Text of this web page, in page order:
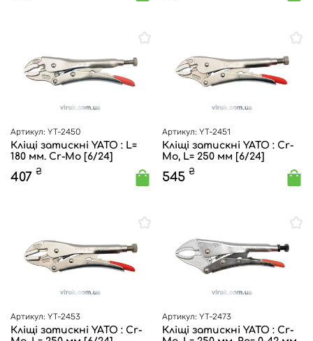
Артикул: YT-2450
Кліщі затискні YATO : L=
180 мм. Cr-Mo [6/24]
407 ₴
Артикул: YT-2451
Кліщі затискні YATO : Cr-
Mo, L= 250 мм [6/24]
545 ₴
Артикул: YT-2453
Кліщі затискні YATO : Cr-
Артикул: YT-2473
Кліщі затискні YATO : Cr-